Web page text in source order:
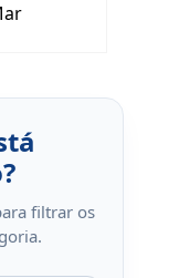
filtrar os